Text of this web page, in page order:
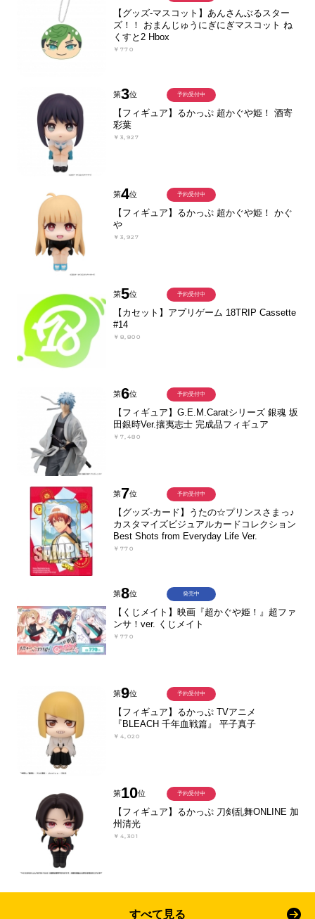
【グッズ-マスコット】あんさんぶるスター
ズ！！ おまんじゅうにぎにぎマスコット ね
くすと2 Hbox
￥770
第3位
【フィギュア】るかっぷ 超かぐや姫！ 酒寄
彩葉
￥3,927
予約受付中
第4位
【フィギュア】るかっぷ 超かぐや姫！ かぐ
や
￥3,927
予約受付中
第5位
【カセット】アプリゲーム 18TRIP Cassette
#14
￥8,800
予約受付中
第6位
【フィギュア】G.E.M.Caratシリーズ 銀魂 坂
田銀時Ver.攘夷志士 完成品フィギュア
￥7,480
予約受付中
第7位
【グッズ-カード】うたの☆プリンスさまっ♪
カスタマイズビジュアルカードコレクション
Best Shots from Everyday Life Ver.
￥770
予約受付中
第8位
【くじメイト】映画『超かぐや姫！』超ファ
ンサ！ver. くじメイト
￥770
発売中
第9位
【フィギュア】るかっぷ TVアニメ
『BLEACH 千年血戦篇』 平子真子
￥4,020
予約受付中
第10位
【フィギュア】るかっぷ 刀剣乱舞ONLINE 加
州清光
￥4,301
予約受付中
すべて見る